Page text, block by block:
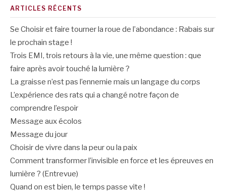
ARTICLES RÉCENTS
Se Choisir et faire tourner la roue de l’abondance : Rabais sur
le prochain stage !
Trois EMI, trois retours à la vie, une même question : que
faire après avoir touché la lumière ?
La graisse n’est pas l’ennemie mais un langage du corps
L’expérience des rats qui a changé notre façon de
comprendre l’espoir
Message aux écolos
Message du jour
Choisir de vivre dans la peur ou la paix
Comment transformer l’invisible en force et les épreuves en
lumière ? (Entrevue)
Quand on est bien, le temps passe vite !